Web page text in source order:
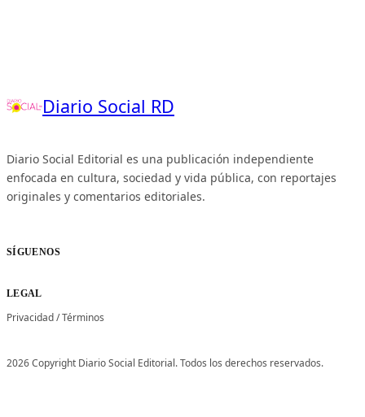
Diario Social RD
Diario Social Editorial es una publicación independiente
enfocada en cultura, sociedad y vida pública, con reportajes
originales y comentarios editoriales.
SÍGUENOS
LEGAL
Privacidad/Términos
2026 Copyright Diario Social Editorial. Todos los derechos reservados.